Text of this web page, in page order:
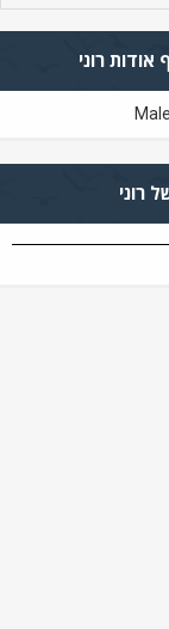
אודות רוני
Male
רוני